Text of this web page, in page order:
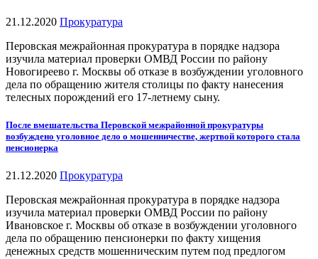
21.12.2020 Прокуратура
Перовская межрайонная прокуратура в порядке надзора
изучила материал проверки ОМВД России по району
Новогиреево г. Москвы об отказе в возбуждении уголовного
дела по обращению жителя столицы по факту нанесения
телесных порождений его 17-летнему сыну.
После вмешательства Перовской межрайонной прокуратуры
возбуждено уголовное дело о мошенничестве, жертвой которого стала
пенсионерка
21.12.2020 Прокуратура
Перовская межрайонная прокуратура в порядке надзора
изучила материал проверки ОМВД России по району
Ивановское г. Москвы об отказе в возбуждении уголовного
дела по обращению пенсионерки по факту хищения
денежных средств мошенническим путем под предлогом